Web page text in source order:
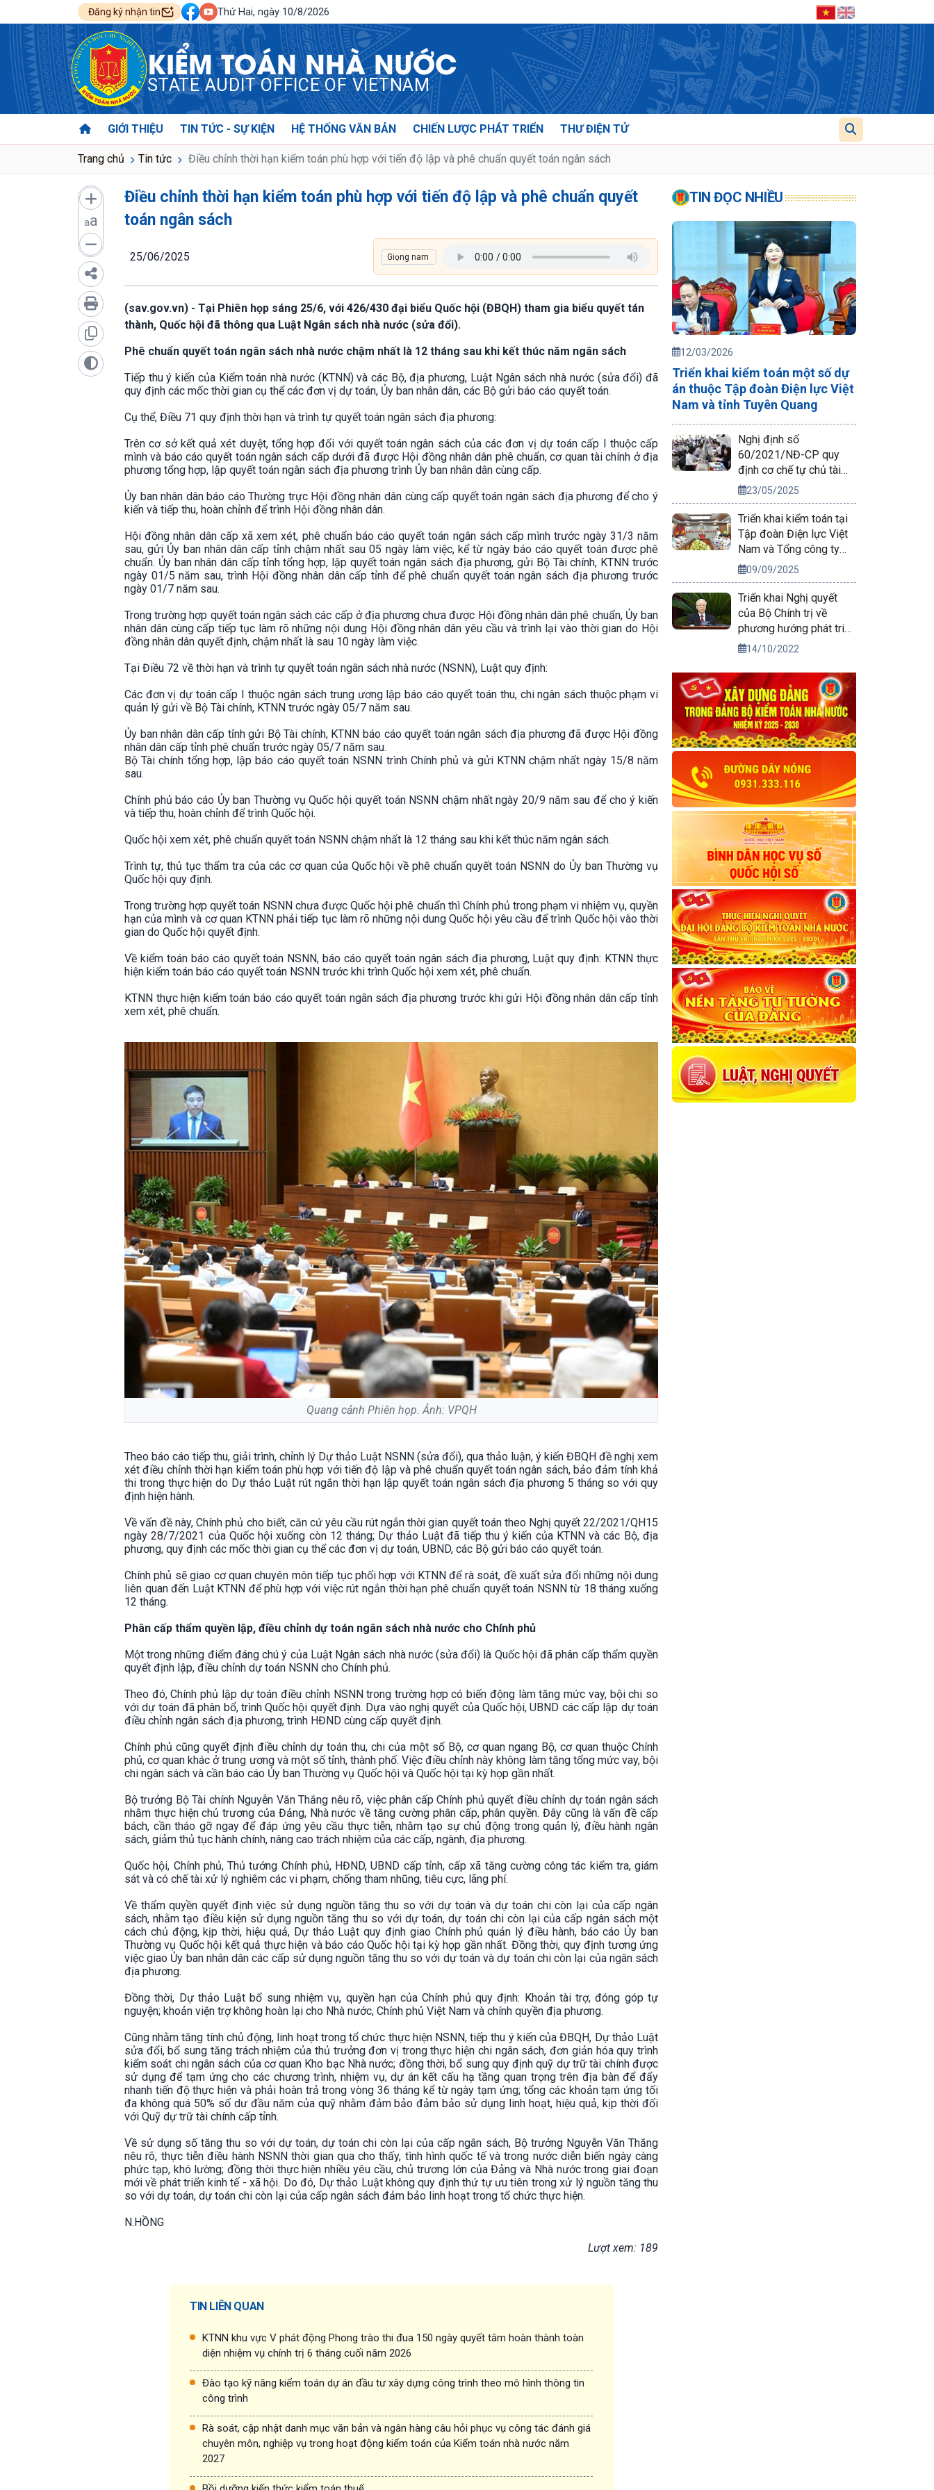
Đăng ký nhận tin Thứ Hai, ngày 10/8/2026
KIỂM TOÁN NHÀ NƯỚC
STATE AUDIT OFFICE OF VIETNAM
GIỚI THIỆU TIN TỨC - SỰ KIỆN HỆ THỐNG VĂN BẢN CHIẾN LƯỢC PHÁT TRIỂN THƯ ĐIỆN TỬ
Trang chủ Tin tức Điều chỉnh thời hạn kiểm toán phù hợp với tiến độ lập và phê chuẩn quyết toán ngân sách
aa
Điều chỉnh thời hạn kiểm toán phù hợp với tiến độ lập và phê chuẩn quyết
toán ngân sách
25/06/2025
(sav.gov.vn) - Tại Phiên họp sáng 25/6, với 426/430 đại biểu Quốc hội (ĐBQH) tham gia biểu quyết tán
thành, Quốc hội đã thông qua Luật Ngân sách nhà nước (sửa đổi).
Phê chuẩn quyết toán ngân sách nhà nước chậm nhất là 12 tháng sau khi kết thúc năm ngân sách
Tiếp thu ý kiến của Kiểm toán nhà nước (KTNN) và các Bộ, địa phương, Luật Ngân sách nhà nước (sửa đổi) đã
quy định các mốc thời gian cụ thể các đơn vị dự toán, Ủy ban nhân dân, các Bộ gửi báo cáo quyết toán.
Cụ thể, Điều 71 quy định thời hạn và trình tự quyết toán ngân sách địa phương:
Trên cơ sở kết quả xét duyệt, tổng hợp đối với quyết toán ngân sách của các đơn vị dự toán cấp I thuộc cấp
mình và báo cáo quyết toán ngân sách cấp dưới đã được Hội đồng nhân dân phê chuẩn, cơ quan tài chính ở địa
phương tổng hợp, lập quyết toán ngân sách địa phương trình Ủy ban nhân dân cùng cấp.
Ủy ban nhân dân báo cáo Thường trực Hội đồng nhân dân cùng cấp quyết toán ngân sách địa phương để cho ý
kiến và tiếp thu, hoàn chỉnh để trình Hội đồng nhân dân.
Hội đồng nhân dân cấp xã xem xét, phê chuẩn báo cáo quyết toán ngân sách cấp mình trước ngày 31/3 năm
sau, gửi Ủy ban nhân dân cấp tỉnh chậm nhất sau 05 ngày làm việc, kể từ ngày báo cáo quyết toán được phê
chuẩn. Ủy ban nhân dân cấp tỉnh tổng hợp, lập quyết toán ngân sách địa phương, gửi Bộ Tài chính, KTNN trước
ngày 01/5 năm sau, trình Hội đồng nhân dân cấp tỉnh để phê chuẩn quyết toán ngân sách địa phương trước
ngày 01/7 năm sau.
Trong trường hợp quyết toán ngân sách các cấp ở địa phương chưa được Hội đồng nhân dân phê chuẩn, Ủy ban
nhân dân cùng cấp tiếp tục làm rõ những nội dung Hội đồng nhân dân yêu cầu và trình lại vào thời gian do Hội
đồng nhân dân quyết định, chậm nhất là sau 10 ngày làm việc.
Tại Điều 72 về thời hạn và trình tự quyết toán ngân sách nhà nước (NSNN), Luật quy định:
Các đơn vị dự toán cấp I thuộc ngân sách trung ương lập báo cáo quyết toán thu, chi ngân sách thuộc phạm vi
quản lý gửi về Bộ Tài chính, KTNN trước ngày 05/7 năm sau.
Ủy ban nhân dân cấp tỉnh gửi Bộ Tài chính, KTNN báo cáo quyết toán ngân sách địa phương đã được Hội đồng
nhân dân cấp tỉnh phê chuẩn trước ngày 05/7 năm sau.
Bộ Tài chính tổng hợp, lập báo cáo quyết toán NSNN trình Chính phủ và gửi KTNN chậm nhất ngày 15/8 năm
sau.
Chính phủ báo cáo Ủy ban Thường vụ Quốc hội quyết toán NSNN chậm nhất ngày 20/9 năm sau để cho ý kiến
và tiếp thu, hoàn chỉnh để trình Quốc hội.
Quốc hội xem xét, phê chuẩn quyết toán NSNN chậm nhất là 12 tháng sau khi kết thúc năm ngân sách.
Trình tự, thủ tục thẩm tra của các cơ quan của Quốc hội về phê chuẩn quyết toán NSNN do Ủy ban Thường vụ
Quốc hội quy định.
Trong trường hợp quyết toán NSNN chưa được Quốc hội phê chuẩn thì Chính phủ trong phạm vi nhiệm vụ, quyền
hạn của mình và cơ quan KTNN phải tiếp tục làm rõ những nội dung Quốc hội yêu cầu để trình Quốc hội vào thời
gian do Quốc hội quyết định.
Về kiểm toán báo cáo quyết toán NSNN, báo cáo quyết toán ngân sách địa phương, Luật quy định: KTNN thực
hiện kiểm toán báo cáo quyết toán NSNN trước khi trình Quốc hội xem xét, phê chuẩn.
KTNN thực hiện kiểm toán báo cáo quyết toán ngân sách địa phương trước khi gửi Hội đồng nhân dân cấp tỉnh
xem xét, phê chuẩn.
Quang cảnh Phiên họp. Ảnh: VPQH
Theo báo cáo tiếp thu, giải trình, chỉnh lý Dự thảo Luật NSNN (sửa đổi), qua thảo luận, ý kiến ĐBQH đề nghị xem
xét điều chỉnh thời hạn kiểm toán phù hợp với tiến độ lập và phê chuẩn quyết toán ngân sách, bảo đảm tính khả
thi trong thực hiện do Dự thảo Luật rút ngắn thời hạn lập quyết toán ngân sách địa phương 5 tháng so với quy
định hiện hành.
Về vấn đề này, Chính phủ cho biết, căn cứ yêu cầu rút ngắn thời gian quyết toán theo Nghị quyết 22/2021/QH15
ngày 28/7/2021 của Quốc hội xuống còn 12 tháng; Dự thảo Luật đã tiếp thu ý kiến của KTNN và các Bộ, địa
phương, quy định các mốc thời gian cụ thể các đơn vị dự toán, UBND, các Bộ gửi báo cáo quyết toán.
Chính phủ sẽ giao cơ quan chuyên môn tiếp tục phối hợp với KTNN để rà soát, đề xuất sửa đổi những nội dung
liên quan đến Luật KTNN để phù hợp với việc rút ngắn thời hạn phê chuẩn quyết toán NSNN từ 18 tháng xuống
12 tháng.
Phân cấp thẩm quyền lập, điều chỉnh dự toán ngân sách nhà nước cho Chính phủ
Một trong những điểm đáng chú ý của Luật Ngân sách nhà nước (sửa đổi) là Quốc hội đã phân cấp thẩm quyền
quyết định lập, điều chỉnh dự toán NSNN cho Chính phủ.
Theo đó, Chính phủ lập dự toán điều chỉnh NSNN trong trường hợp có biến động làm tăng mức vay, bội chi so
với dự toán đã phân bổ, trình Quốc hội quyết định. Dựa vào nghị quyết của Quốc hội, UBND các cấp lập dự toán
điều chỉnh ngân sách địa phương, trình HĐND cùng cấp quyết định.
Chính phủ cũng quyết định điều chỉnh dự toán thu, chi của một số Bộ, cơ quan ngang Bộ, cơ quan thuộc Chính
phủ, cơ quan khác ở trung ương và một số tỉnh, thành phố. Việc điều chỉnh này không làm tăng tổng mức vay, bội
chi ngân sách và cần báo cáo Ủy ban Thường vụ Quốc hội và Quốc hội tại kỳ họp gần nhất.
Bộ trưởng Bộ Tài chính Nguyễn Văn Thắng nêu rõ, việc phân cấp Chính phủ quyết điều chỉnh dự toán ngân sách
nhằm thực hiện chủ trương của Đảng, Nhà nước về tăng cường phân cấp, phân quyền. Đây cũng là vấn đề cấp
bách, cần tháo gỡ ngay để đáp ứng yêu cầu thực tiễn, nhằm tạo sự chủ động trong quản lý, điều hành ngân
sách, giảm thủ tục hành chính, nâng cao trách nhiệm của các cấp, ngành, địa phương.
Quốc hội, Chính phủ, Thủ tướng Chính phủ, HĐND, UBND cấp tỉnh, cấp xã tăng cường công tác kiểm tra, giám
sát và có chế tài xử lý nghiêm các vi phạm, chống tham nhũng, tiêu cực, lãng phí.
Về thẩm quyền quyết định việc sử dụng nguồn tăng thu so với dự toán và dự toán chi còn lại của cấp ngân
sách, nhằm tạo điều kiện sử dụng nguồn tăng thu so với dự toán, dự toán chi còn lại của cấp ngân sách một
cách chủ động, kịp thời, hiệu quả, Dự thảo Luật quy định giao Chính phủ quản lý điều hành, báo cáo Ủy ban
Thường vụ Quốc hội kết quả thực hiện và báo cáo Quốc hội tại kỳ họp gần nhất. Đồng thời, quy định tương ứng
việc giao Ủy ban nhân dân các cấp sử dụng nguồn tăng thu so với dự toán và dự toán chi còn lại của ngân sách
địa phương.
Đồng thời, Dự thảo Luật bổ sung nhiệm vụ, quyền hạn của Chính phủ quy định: Khoản tài trợ, đóng góp tự
nguyện; khoản viện trợ không hoàn lại cho Nhà nước, Chính phủ Việt Nam và chính quyền địa phương.
Cũng nhằm tăng tính chủ động, linh hoạt trong tổ chức thực hiện NSNN, tiếp thu ý kiến của ĐBQH, Dự thảo Luật
sửa đổi, bổ sung tăng trách nhiệm của thủ trưởng đơn vị trong thực hiện chi ngân sách, đơn giản hóa quy trình
kiểm soát chi ngân sách của cơ quan Kho bạc Nhà nước; đồng thời, bổ sung quy định quỹ dự trữ tài chính được
sử dụng để tạm ứng cho các chương trình, nhiệm vụ, dự án kết cấu hạ tầng quan trọng trên địa bàn để đẩy
nhanh tiến độ thực hiện và phải hoàn trả trong vòng 36 tháng kể từ ngày tạm ứng; tổng các khoản tạm ứng tối
đa không quá 50% số dư đầu năm của quỹ nhằm đảm bảo đảm bảo sử dụng linh hoạt, hiệu quả, kịp thời đối
với Quỹ dự trữ tài chính cấp tỉnh.
Về sử dụng số tăng thu so với dự toán, dự toán chi còn lại của cấp ngân sách, Bộ trưởng Nguyễn Văn Thắng
nêu rõ, thực tiễn điều hành NSNN thời gian qua cho thấy, tình hình quốc tế và trong nước diễn biến ngày càng
phức tạp, khó lường; đồng thời thực hiện nhiều yêu cầu, chủ trương lớn của Đảng và Nhà nước trong giai đoạn
mới về phát triển kinh tế - xã hội. Do đó, Dự thảo Luật không quy định thứ tự ưu tiên trong xử lý nguồn tăng thu
so với dự toán, dự toán chi còn lại của cấp ngân sách đảm bảo linh hoạt trong tổ chức thực hiện.
N.HỒNG
Lượt xem: 189
TIN LIÊN QUAN
KTNN khu vực V phát động Phong trào thi đua 150 ngày quyết tâm hoàn thành toàn
diện nhiệm vụ chính trị 6 tháng cuối năm 2026
Đào tạo kỹ năng kiểm toán dự án đầu tư xây dựng công trình theo mô hình thông tin
công trình
Rà soát, cập nhật danh mục văn bản và ngân hàng câu hỏi phục vụ công tác đánh giá
chuyên môn, nghiệp vụ trong hoạt động kiểm toán của Kiểm toán nhà nước năm
2027
TIN ĐỌC NHIỀU
12/03/2026
Triển khai kiểm toán một số dự
án thuộc Tập đoàn Điện lực Việt
Nam và tỉnh Tuyên Quang
Nghị định số
60/2021/NĐ-CP quy
định cơ chế tự chủ tài
chính của đơn vị sự
nghiệp công lập
23/05/2025
Triển khai kiểm toán tại
Tập đoàn Điện lực Việt
Nam và Tổng công ty
Phát điện 2
09/09/2025
Triển khai Nghị quyết
của Bộ Chính trị về
phương hướng phát triển
kinh tế xã hội và bảo
ninh vùng Tây Nguyên
đến năm 2030, tầm nhìn
đến năm 2045
14/10/2022